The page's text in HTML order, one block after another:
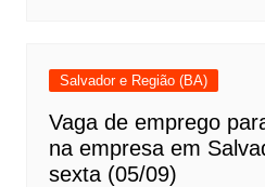
Salvador e Região (BA)
Vaga de emprego
na empresa em
sexta (05/09)